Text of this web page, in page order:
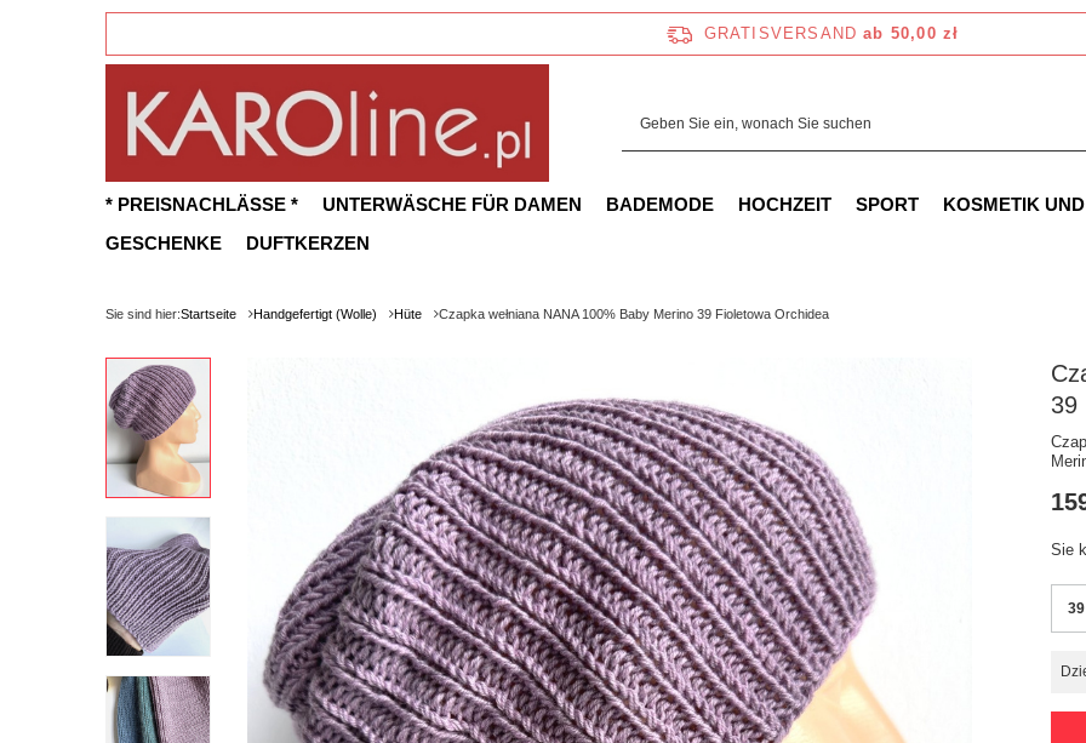
GRATISVERSAND ab 50,00 zł
* PREISNACHLÄSSE * UNTERWÄSCHE FÜR DAMEN BADEMODE HOCHZEIT SPORT
KOSMETIK
GESCHENKE
DUFTKERZEN
Sie sind hier:Startseite Handgefertigt (Wolle) Hüte Czapka wełniana NANA 100% Baby Merino 39 Fioletowa Orchidea
39
Sie